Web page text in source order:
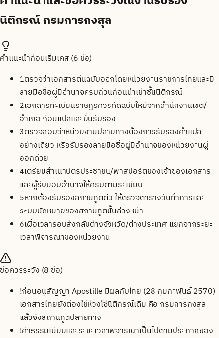
นิติกรณ์ กรมการกงสุล
คำแนะนำก่อนเริ่มเคส (6 ข้อ)
1ตรวจว่าเอกสารต้นฉบับออกโดยหน่วยงานราชการไทยและมี
ลายมือชื่อผู้มีอำนาจครบถ้วนก่อนนำเข้าชั้นนิติกรณ์
2เอกสารทะเบียนราษฎรควรคัดฉบับใหม่จากสำนักงานเขต/
อำเภอ ก่อนแปลและยื่นรับรอง
3ตรวจสอบว่าหน่วยงานปลายทางต้องการรับรองคำแปล
อย่างเดียว หรือรับรองลายมือชื่อผู้มีอำนาจของหน่วยงานผู้
ออกด้วย
4เตรียมสำเนาบัตรประชาชน/พาสปอร์ตของเจ้าของเอกสาร
และผู้รับมอบอำนาจให้ครบตามระเบียบ
5หากต้องรับรองสถานทูตต่อ ให้ตรวจตารางวันทำการและ
ระบบนัดหมายของสถานทูตนั้นล่วงหน้า
6เผื่อเวลารอบส่งกลับต่างจังหวัด/ต่างประเทศ แยกจากระยะ
เวลาพิจารณาของหน่วยงาน
ข้อควรระวัง (8 ข้อ)
!ก่อนอนุสัญญา Apostille มีผลกับไทย (28 กุมภาพันธ์ 2570)
เอกสารไทยยังต้องใช้ห่วงโซ่นิติกรณ์เดิม คือ กรมการกงสุล
แล้วจึงสถานทูตปลายทาง
!ค่าธรรมเนียมและระยะเวลาพิจารณาเป็นไปตามประกาศของ